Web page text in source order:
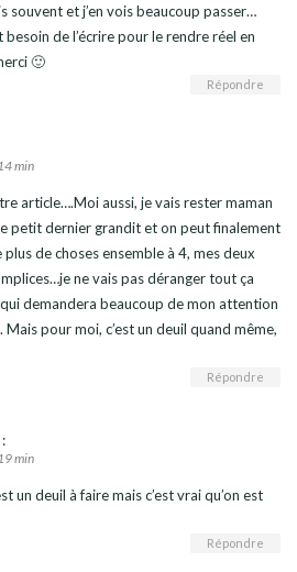
souvent et j’en vois beaucoup passer…
de l’écrire pour le rendre réel en
🙂
Répondre
min
article….Moi aussi, je vais rester maman
petit dernier grandit et on peut finalement
de choses ensemble à 4, mes deux
ne vais pas déranger tout ça
demandera beaucoup de mon attention
pour moi, c’est un deuil quand même,
Répondre
min
un deuil à faire mais c’est vrai qu’on est
Répondre